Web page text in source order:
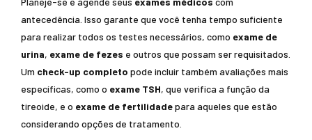
antecedência. Isso garante que você tenha tempo suficiente
para realizar todos os testes necessários, como exame de
urina, exame de fezes e outros que possam ser requisitados.
Um check-up completo pode incluir também avaliações mais
específicas, como o exame TSH, que verifica a função da
tireoide, e o exame de fertilidadepara aqueles que estão
considerando opções de tratamento.